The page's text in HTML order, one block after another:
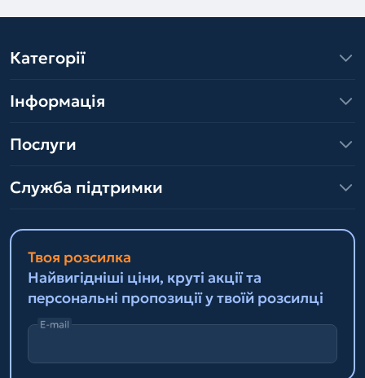
Категорії
Інформація
Послуги
Служба підтримки
Твоя розсилка
Найвигідніші ціни, круті акції та
персональні пропозиції у твоїй розсилці
E-mail